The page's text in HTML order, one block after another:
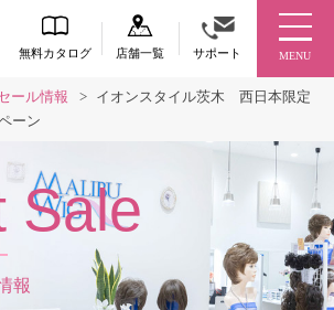
無料カタログ 店舗一覧 サポート MENU
ール情報 > イオンスタイル茨木 西日本限定
ーン
Sale
報